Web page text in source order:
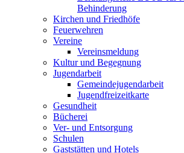
Behinderung
Kirchen und Friedhöfe
Feuerwehren
Vereine
Vereinsmeldung
Kultur und Begegnung
Jugendarbeit
Gemeindejugendarbeit
Jugendfreizeitkarte
Gesundheit
Bücherei
Ver- und Entsorgung
Schulen
Gaststätten und Hotels